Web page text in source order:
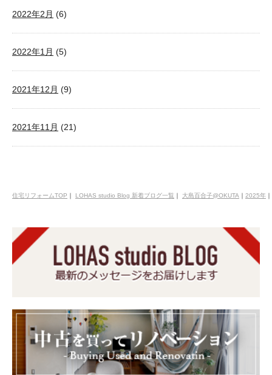
2022年2月 (6)
2022年1月 (5)
2021年12月 (9)
2021年11月 (21)
住宅リフォームTOP ｜ LOHAS studio Blog 新着ブログ一覧 ｜ 大島百合子@OKUTA ｜ 2025年 ｜